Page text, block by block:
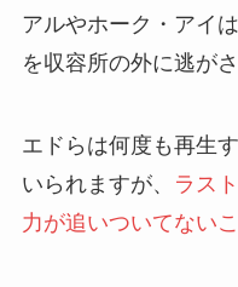
アルやホーク・アイ
を収容所の外に逃が
エドらは何度も再生
いられますが、
ラス
力が追いついてない